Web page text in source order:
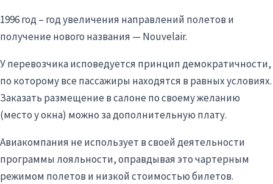
1996 год – год увеличения направлений полетов и
получение нового названия — Nouvelair.
У перевозчика исповедуется принцип демократичности,
по которому все пассажиры находятся в равных условиях.
Заказать размещение в салоне по своему желанию
(место у окна) можно за дополнительную плату.
Авиакомпания не использует в своей деятельности
программы лояльности, оправдывая это чартерным
режимом полетов и низкой стоимостью билетов.